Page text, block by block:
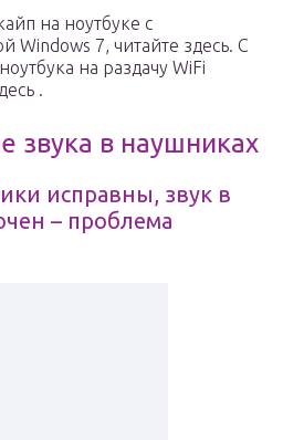
на ноутбуке с
Windows 7, читайте здесь. С
на раздачу WiFi
.
звука в наушниках
исправны, звук в
– проблема